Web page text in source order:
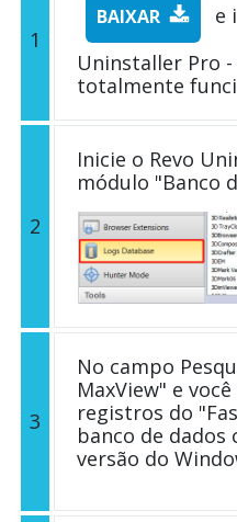
1
BAIXAR
e
Uninstaller Pro -
totalmente
2
Inicie o Revo
módulo "Banco
3
No campo
MaxView" e
registros do
banco de dados
versão do